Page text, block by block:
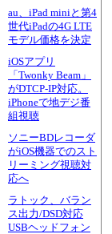
au、iPad miniと第4
世代iPadの4G LTE
モデル価格を決定
iOSアプリ
「Twonky Beam」
がDTCP-IP対応。
iPhoneで地デジ番
組視聴
ソニーBDレコーダ
がiOS機器でのスト
リーミング視聴対
応へ
ラトック、バラン
ス出力/DSD対応
USBヘッドフォン